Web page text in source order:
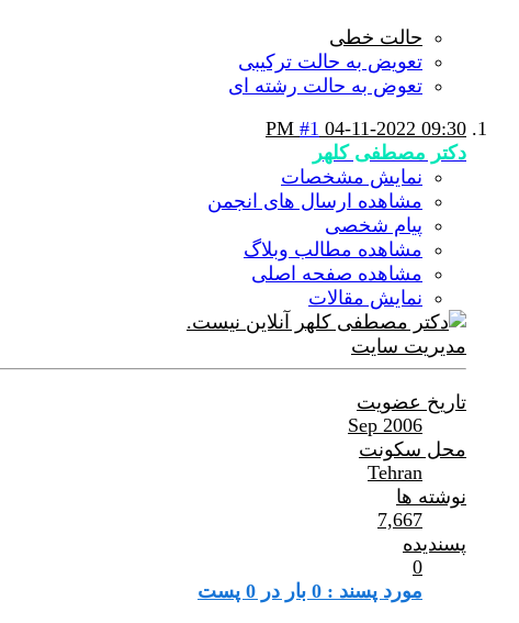
حالت خطی
تعویض به حالت ترکیبی
تعوض به حالت رشته ای
04-11-2022 09:30 PM
#1
دکتر مصطفی کلهر
نمایش مشخصات
مشاهده ارسال های انجمن
پیام شخصی
مشاهده مطالب وبلاگ
مشاهده صفحه اصلی
نمایش مقالات
مدیریت سایت
تاریخ عضویت
Sep 2006
محل سکونت
Tehran
نوشته ها
7,667
پسندیده
0
مورد پسند : 0 بار در 0 پست